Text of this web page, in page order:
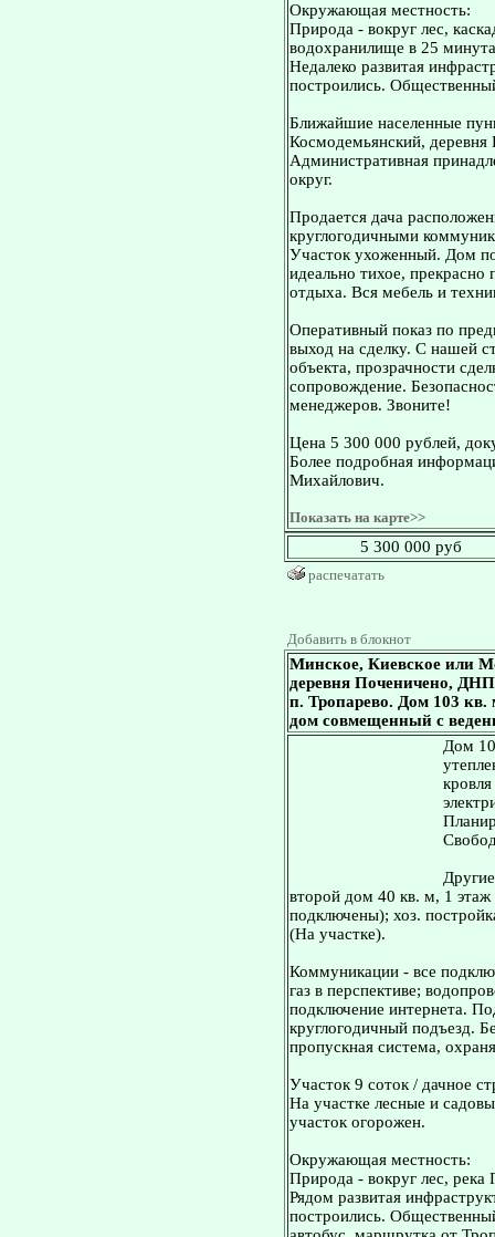
Окружающая местность:
Природа - вокруг лес,
водохранилище в 25
Недалеко развитая
построились.
Ближайшие населенные
Космодемьянский, деревня
Административная
округ.
Продается дача
круглогодичными
Участок ухоженный. Дом
идеально тихое, прекрасно
отдыха. Вся мебель и
Оперативный показ по
выход на сделку. С нашей
объекта, прозрачности
сопровождение.
менеджеров. Звоните!
Цена 5 300 000 рублей,
Более подробная
Михайлович.
Показать на карте>>
5 300 000 руб
распечатать
Добавить в блокнот
Минское, Киевское или
деревня Поченичено,
п. Тропарево. Дом 103 кв.
дом совмещенный с
Дом
второй дом 40 кв. м, 1
подключены); хоз.
(На участке).
Коммуникации - все
газ в перспективе;
подключение интернета.
круглогодичный подъезд.
пропускная система,
Участок 9 соток / дачное
На участке лесные и
участок огорожен.
Окружающая местность:
Природа - вокруг лес, река
Рядом развитая
построились.